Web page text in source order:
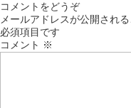
コメントをどうぞ
メールアドレスが公開される
必須項目です
コメント ※